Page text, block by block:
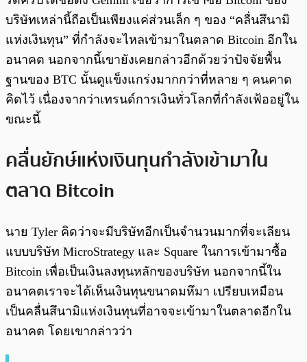
บริษัทเหล่านี้ถือเป็นเพียงแค่ส่วนเล็ก ๆ ของ “คลื่นสึนามิ
แห่งเงินทุน” ที่กำลังจะไหลเข้ามาในตลาด Bitcoin อีกใน
อนาคต นอกจากนี้เขายังเคยกล่าวอีกด้วยว่าปัจจัยพื้น
ฐานของ BTC นั้นดูแข็งแกร่งมากกว่าที่หลาย ๆ คนคาด
คิดไว้ เนื่องจากว่าเทรนด์การเงินทั่วโลกที่กำลังเฟ้ออยู่ใน
ขณะนี้
คลื่นยักษ์แห่งเงินทุนกำลังเข้ามาใน
ตลาด Bitcoin
นาย Tyler คิดว่าจะมีบริษัทอีกเป็นจำนวนมากที่จะเลียน
แบบบริษัท MicroStrategy และ Square ในการเข้ามาซื้อ
Bitcoin เพื่อเป็นเงินลงทุนหลักของบริษัท นอกจากนี้ใน
อนาคตเราจะได้เห็นเงินทุนขนาดมหึมา เปรียบเหมือน
เป็นคลื่นสึนามิแห่งเงินทุนที่อาจจะเข้ามาในตลาดอีกใน
อนาคต โดยเขากล่าวว่า